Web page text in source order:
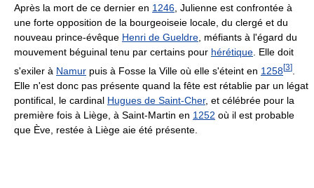
Après la mort de ce dernier en 1246, Julienne est confrontée à
une forte opposition de la bourgeoiseie locale, du clergé et du
nouveau prince-évêque Henri de Gueldre, méfiants à l'égard du
mouvement béguinal tenu par certains pour hérétique. Elle doit
s'exiler à Namur puis à Fosse la Ville où elle s'éteint en 1258[3]
Elle n'est donc pas présente quand la fête est rétablie par un légat
pontifical, le cardinal Hugues de Saint-Cher, et célébrée pour la
première fois à Liège, à Saint-Martin en 1252 où il est probable
que Ève, restée à Liège aie été présente.